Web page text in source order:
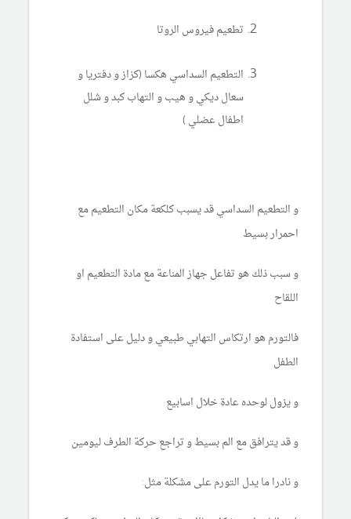
تطعيم فيروس الروتا
التطعيم السداسي هكسا (كزاز و دفتريا و
سعال ديكي و هيب و التهاب كبد و شلل
اطفال عضلي )
و التطعيم السداسي قد يسبب كلكعة مكان التطعيم مع
احمرار بسيط
و سبب ذلك هو تفاعل جهاز المناعة مع مادة التطعيم او
اللقاح
فالتورم هو ارتكاس التهابي طبيعي و دليل على استفادة
الطفل
و يزول لوحده عادة خلال اسابيع
و قد يترافق مع الم بسيط و تراجع حركة الطرف ليومين
و نادرا ما يدل التورم على مشكلة مثل: